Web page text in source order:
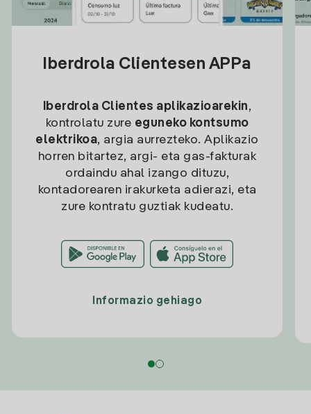
Iberdrola Clientesen APPa
Iberdrola Clientes aplikazioarekin,
kontrolatu zure eguneko kontsumo
elektrikoa, argia aurrezteko. Aplikazio
horren bitartez, argi- eta gas-fakturak
ordaindu ahal izango dituzu,
kontadorearen irakurketa adierazi, eta
zure kontratu guztiak kudeatu.
Informazio gehiago